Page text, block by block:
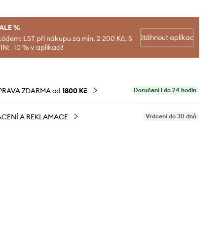
%
LST při nákupu za min. 2 200 Kč. S
-10 % v aplikaci!
Stáhnout aplikaci
ZDARMA od 1800 Kč Doručení i do 24 hodin
A REKLAMACE Vrácení do 30 dnů